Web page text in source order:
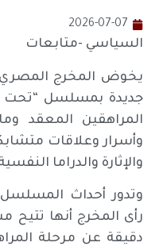
2026-07-07
السياسي -متابعات
يخوض المخرج المصري
جديدة بمسلسل “تحت
المراهقين المعقد
وأسرار وعلاقات
والإثارة والدراما
وتدور أحداث
رأى المخرج أنها
دقيقة عن مرحلة